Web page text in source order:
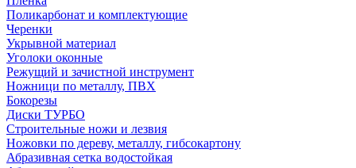
Поликарбонат и комплектующие
Черенки
Укрывной материал
Уголоки оконные
Режущий и зачистной инструмент
Ножници по металлу, ПВХ
Бокорезы
Диски ТУРБО
Строительные ножи и лезвия
Ножовки по дереву, металлу, гибсокартону
Абразивная сетка водостойкая